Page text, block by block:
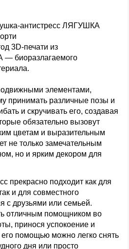
антистресс ЛЯГУШКА
3D-печати из
— биоразлагаемого
элементами,
принимать различные позы и
и скручивать его, создавая
обязательно вызовут
цветам и выразительным
не только замечательным
но и ярким декором для
прекрасно подходит как для
и для совместного
с друзьями или семьей.
отличным помощником во
принося успокоение и
помощью можно легко снять
дня или просто